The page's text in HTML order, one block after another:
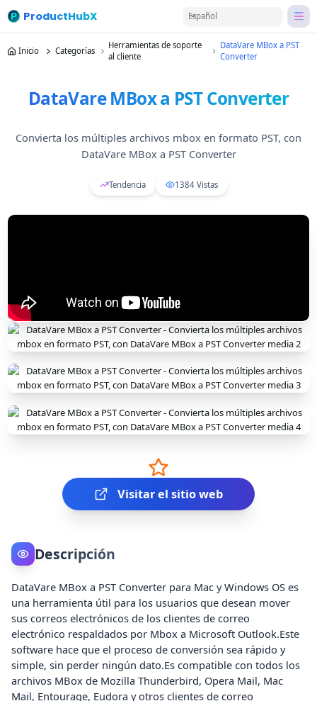
ProductHubX Español
Inicio Categorías
Herramientas de soporte
al cliente
DataVare MBox a PST
Converter
DataVare MBox a PST Converter
Convierta los múltiples archivos mbox en formato PST, con
DataVare MBox a PST Converter
Tendencia 1384 Vistas
Visitar el sitio web
Descripción
DataVare MBox a PST Converter para Mac y Windows OS es
una herramienta útil para los usuarios que desean mover
sus correos electrónicos de los clientes de correo
electrónico respaldados por Mbox a Microsoft Outlook.Este
software hace que el proceso de conversión sea rápido y
simple, sin perder ningún dato.Es compatible con todos los
archivos MBox de Mozilla Thunderbird, Opera Mail, Mac
Mail, Entourage, Eudora y otros clientes de correo